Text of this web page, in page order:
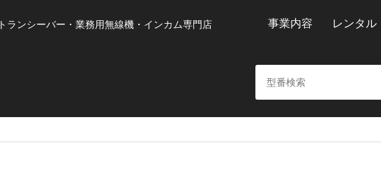
トランシーバー・業務用無線機・インカム専門店 事業内容 レンタル